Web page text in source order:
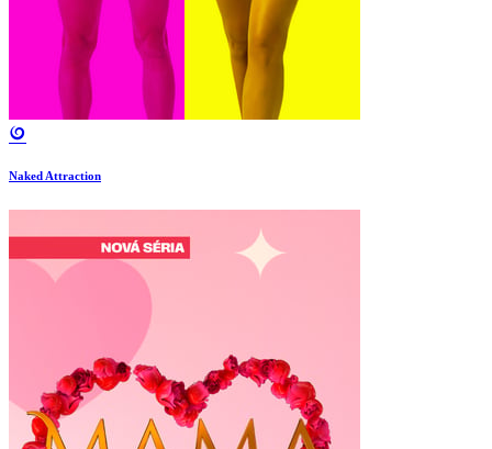
Naked Attraction